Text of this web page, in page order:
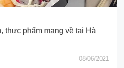
thực phẩm mang về tại Hà
08/06/2021